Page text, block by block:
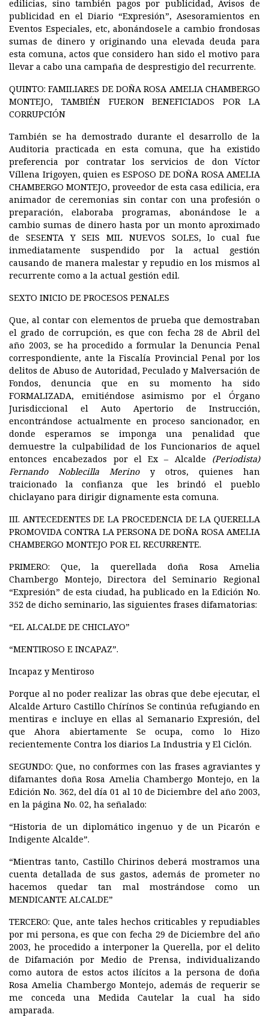
edilicias, sino también pagos por publicidad, Avisos de
publicidad en el Diario “Expresión”, Asesoramientos en
Eventos Especiales, etc, abonándosele a cambio frondosas
sumas de dinero y originando una elevada deuda para
esta comuna, actos que considero han sido el motivo para
llevar a cabo una campaña de desprestigio del recurrente.
QUINTO: FAMILIARES DE DOÑA ROSA AMELIA CHAMBERGO
MONTEJO, TAMBIÉN FUERON BENEFICIADOS POR LA
CORRUPCIÓN
También se ha demostrado durante el desarrollo de la
Auditoria practicada en esta comuna, que ha existido
preferencia por contratar los servicios de don Víctor
Víllena Irigoyen, quien es ESPOSO DE DOÑA ROSA AMELIA
CHAMBERGO MONTEJO, proveedor de esta casa edilicia, era
animador de ceremonias sin contar con una profesión o
preparación, elaboraba programas, abonándose le a
cambio sumas de dinero hasta por un monto aproximado
de SESENTA Y SEIS MIL NUEVOS SOLES, lo cual fue
inmediatamente suspendido por la actual gestión
causando de manera malestar y repudio en los mismos al
recurrente como a la actual gestión edil.
SEXTO INICIO DE PROCESOS PENALES
Que, al contar con elementos de prueba que demostraban
el grado de corrupción, es que con fecha 28 de Abril del
año 2003, se ha procedido a formular la Denuncia Penal
correspondiente, ante la Fiscalía Provincial Penal por los
delitos de Abuso de Autoridad, Peculado y Malversación de
Fondos, denuncia que en su momento ha sido
FORMALIZADA, emitiéndose asimismo por el Órgano
Jurisdiccional el Auto Apertorio de Instrucción,
encontrándose actualmente en proceso sancionador, en
donde esperamos se imponga una penalidad que
demuestre la culpabilidad de los Funcionarios de aquel
entonces encabezados por el Ex – Alcalde (Periodista)
Fernando Noblecilla Merino
y otros, quienes han
traicionado la confianza que les brindó el pueblo
chiclayano para dirigir dignamente esta comuna.
III. ANTECEDENTES DE LA PROCEDENCIA DE LA QUERELLA
PROMOVIDA CONTRA LA PERSONA DE DOÑA ROSA AMELIA
CHAMBERGO MONTEJO POR EL RECURRENTE.
PRIMERO: Que, la querellada doña Rosa Amelia
Chambergo Montejo, Directora del Seminario Regional
“Expresión” de esta ciudad, ha publicado en la Edición No.
352 de dicho seminario, las siguientes frases difamatorias:
“EL ALCALDE DE CHICLAYO”
“MENTIROSO E INCAPAZ”.
Incapaz y Mentiroso
Porque al no poder realizar las obras que debe ejecutar, el
Alcalde Arturo Castillo Chírínos Se continúa refugiando en
mentiras e incluye en ellas al Semanario Expresión, del
que Ahora abiertamente Se ocupa, como lo Hizo
recientemente Contra los diarios La Industria y El Ciclón.
SEGUNDO: Que, no conformes con las frases agraviantes y
difamantes doña Rosa Amelia Chambergo Montejo, en la
Edición No. 362, del día 01 al 10 de Diciembre del año 2003,
en la página No. 02, ha señalado:
“Historia de un diplomático ingenuo y de un Picarón e
Indigente Alcalde”.
“Mientras tanto, Castillo Chirinos deberá mostramos una
cuenta detallada de sus gastos, además de prometer no
hacemos quedar tan mal mostrándose como un
MENDICANTE ALCALDE”
TERCERO: Que, ante tales hechos criticables y repudiables
por mi persona, es que con fecha 29 de Diciembre del año
2003, he procedido a interponer la Querella, por el delito
de Difamación por Medio de Prensa, individualizando
como autora de estos actos ilícitos a la persona de doña
Rosa Amelia Chambergo Montejo, además de requerir se
me conceda una Medida Cautelar la cual ha sido
amparada.